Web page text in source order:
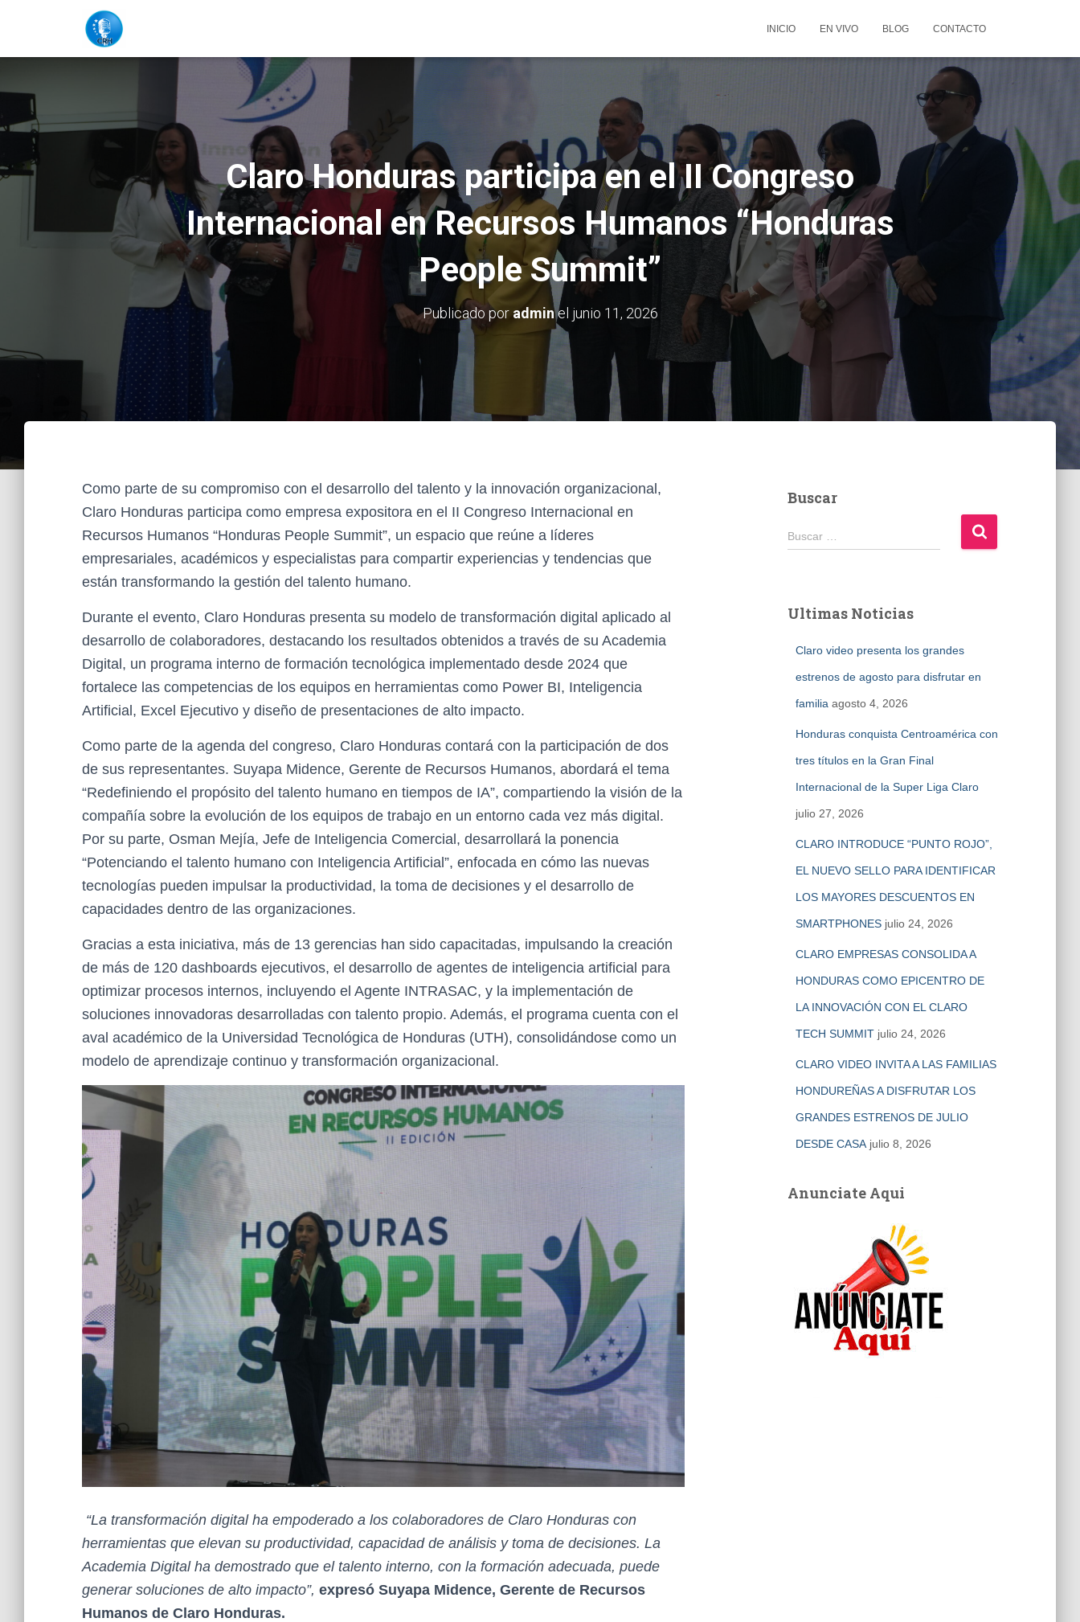
INICIO EN VIVO BLOG CONTACTO
Claro Honduras participa en el II Congreso
Internacional en Recursos Humanos “Honduras
People Summit”
Publicado por adminel junio 11, 2026
Como parte de su compromiso con el desarrollo del talento y la innovación organizacional,
Claro Honduras participa como empresa expositora en el II Congreso Internacional en
Recursos Humanos “Honduras People Summit”, un espacio que reúne a líderes
empresariales, académicos y especialistas para compartir experiencias y tendencias que
están transformando la gestión del talento humano.
Durante el evento, Claro Honduras presenta su modelo de transformación digital aplicado al
desarrollo de colaboradores, destacando los resultados obtenidos a través de su Academia
Digital, un programa interno de formación tecnológica implementado desde 2024 que
fortalece las competencias de los equipos en herramientas como Power BI, Inteligencia
Artificial, Excel Ejecutivo y diseño de presentaciones de alto impacto.
Como parte de la agenda del congreso, Claro Honduras contará con la participación de dos
de sus representantes. Suyapa Midence, Gerente de Recursos Humanos, abordará el tema
“Redefiniendo el propósito del talento humano en tiempos de IA”, compartiendo la visión de la
compañía sobre la evolución de los equipos de trabajo en un entorno cada vez más digital.
Por su parte, Osman Mejía, Jefe de Inteligencia Comercial, desarrollará la ponencia
“Potenciando el talento humano con Inteligencia Artificial”, enfocada en cómo las nuevas
tecnologías pueden impulsar la productividad, la toma de decisiones y el desarrollo de
capacidades dentro de las organizaciones.
Gracias a esta iniciativa, más de 13 gerencias han sido capacitadas, impulsando la creación
de más de 120 dashboards ejecutivos, el desarrollo de agentes de inteligencia artificial para
optimizar procesos internos, incluyendo el Agente INTRASAC, y la implementación de
soluciones innovadoras desarrolladas con talento propio. Además, el programa cuenta con el
aval académico de la Universidad Tecnológica de Honduras (UTH), consolidándose como un
modelo de aprendizaje continuo y transformación organizacional.
“La transformación digital ha empoderado a los colaboradores de Claro Honduras con
herramientas que elevan su productividad, capacidad de análisis y toma de decisiones. La
Academia Digital ha demostrado que el talento interno, con la formación adecuada, puede
generar soluciones de alto impacto”, expresó Suyapa Midence, Gerente de Recursos
Humanos de Claro Honduras.
Buscar
B
u
r
Buscar …
Ultimas Noticias
Claro video presenta los grandes
estrenos de agosto para disfrutar en
familia agosto 4, 2026
Honduras conquista Centroamérica con
tres títulos en la Gran Final
Internacional de la Super Liga Claro
julio 27, 2026
CLARO INTRODUCE “PUNTO ROJO”,
EL NUEVO SELLO PARA IDENTIFICAR
LOS MAYORES DESCUENTOS EN
SMARTPHONES julio 24, 2026
CLARO EMPRESAS CONSOLIDA A
HONDURAS COMO EPICENTRO DE
LA INNOVACIÓN CON EL CLARO
TECH SUMMIT julio 24, 2026
CLARO VIDEO INVITA A LAS FAMILIAS
HONDUREÑAS A DISFRUTAR LOS
GRANDES ESTRENOS DE JULIO
DESDE CASA julio 8, 2026
Anunciate Aqui